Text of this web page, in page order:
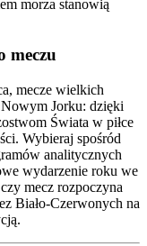
morza stanowią
meczu
mecze wielkich
Jorku: dzięki
Świata w piłce
Wybieraj spośród
analitycznych
wydarzenie roku we
mecz rozpoczyna
Biało-Czerwonych na